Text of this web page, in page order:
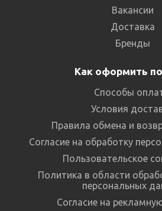
Вакансии
Доставка
Бренды
Как оформить
Способы
Условия
Правила обмена и
Согласие на обработку
Пользовательское
Политика в области
персональных
Согласие на